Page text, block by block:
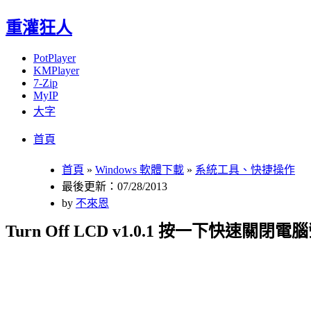
重灌狂人
PotPlayer
KMPlayer
7-Zip
MyIP
大字
首頁
首頁 » Windows 軟體下載 » 系統工具、快捷操作
最後更新：07/28/2013
by 不來恩
Turn Off LCD v1.0.1 按一下快速關閉電腦